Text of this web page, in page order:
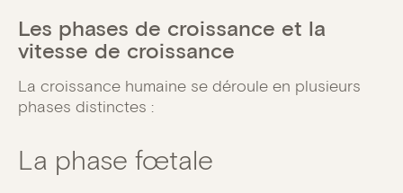
Les phases de croissance et la
vitesse de croissance
La croissance humaine se déroule en plusieurs
phases distinctes :
La phase fœtale